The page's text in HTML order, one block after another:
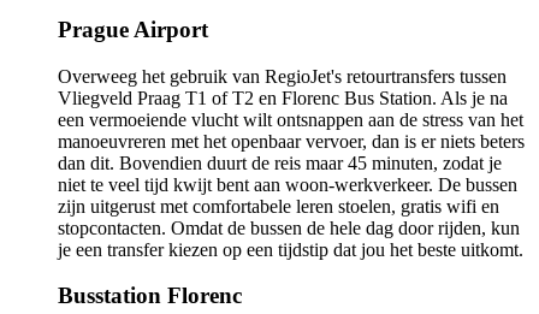
Prague Airport
Overweeg het gebruik van RegioJet's retourtransfers tussen
Vliegveld Praag T1 of T2 en Florenc Bus Station. Als je na
een vermoeiende vlucht wilt ontsnappen aan de stress van het
manoeuvreren met het openbaar vervoer, dan is er niets beters
dan dit. Bovendien duurt de reis maar 45 minuten, zodat je
niet te veel tijd kwijt bent aan woon-werkverkeer. De bussen
zijn uitgerust met comfortabele leren stoelen, gratis wifi en
stopcontacten. Omdat de bussen de hele dag door rijden, kun
je een transfer kiezen op een tijdstip dat jou het beste uitkomt.
Busstation Florenc